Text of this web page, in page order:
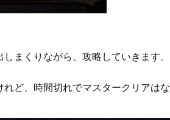
まくりながら、攻略していきます。
ど、時間切れでマスタークリアはな